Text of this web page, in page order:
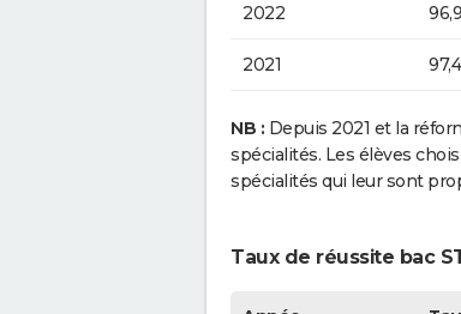
2022
2021
NB : Depuis 2021 et la
spécialités. Les élèves
spécialités qui leur sont
Taux de réussite bac